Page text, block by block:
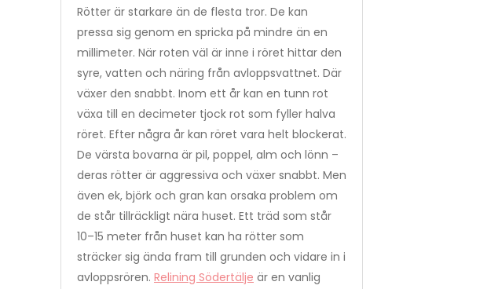
Rötter är starkare än de flesta tror. De kan
pressa sig genom en spricka på mindre än en
millimeter. När roten väl är inne i röret hittar den
syre, vatten och näring från avloppsvattnet. Där
växer den snabbt. Inom ett år kan en tunn rot
växa till en decimeter tjock rot som fyller halva
röret. Efter några år kan röret vara helt blockerat.
De värsta bovarna är pil, poppel, alm och lönn –
deras rötter är aggressiva och växer snabbt. Men
även ek, björk och gran kan orsaka problem om
de står tillräckligt nära huset. Ett träd som står
10–15 meter från huset kan ha rötter som
sträcker sig ända fram till grunden och vidare in i
avloppsrören. Relining Södertälje är en vanlig